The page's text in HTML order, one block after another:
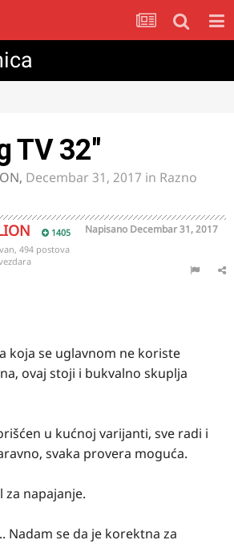
TV 32"
, Decembar 31, 2017 in Razno
1405 Napisano Decembar 31, 2017
494 postova
koja se uglavnom ne koriste
ovaj stoji i bukvalno skuplja
u kućnoj varijanti, sve radi i
svaka provera moguća.
za napajanje.
Nadam se da je korektna za